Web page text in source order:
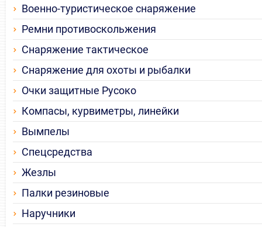
Военно-туристическое снаряжение
Ремни противоскольжения
Снаряжение тактическое
Снаряжение для охоты и рыбалки
Очки защитные Русоко
Компасы, курвиметры, линейки
Вымпелы
Спецсредства
Жезлы
Палки резиновые
Наручники